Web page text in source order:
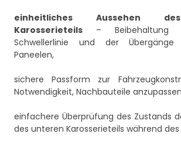
einheitliches Aussehen
Karosserieteils – Beibehaltung
Schwellerlinie und der
Paneelen,
sichere Passform zur
Notwendigkeit, Nachbauteile
einfachere Überprüfung des Zustands
des unteren Karosserieteils während des